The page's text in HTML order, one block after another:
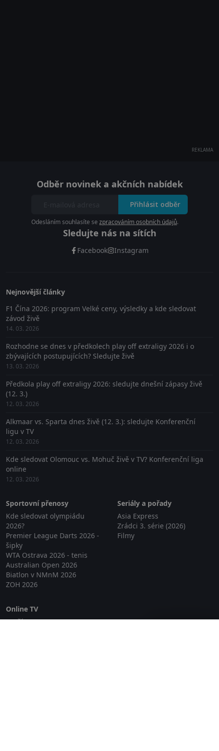
REKLAMA
Odběr novinek a akčních nabídek
Přihlásit odběr
Odesláním souhlasíte se zpracováním osobních údajů.
Sledujte nás na sítích
Facebook Instagram
Nejnovější články
F1 Čína 2026: program Velké ceny, výsledky a kde sledovat
závod živě
14. 03. 2026
Rozhodne se dnes v předkolech play off extraligy 2026 i o
zbývajících postupujících? Sledujte živě
13. 03. 2026
Předkola play off extraligy 2026: sledujte dnešní zápasy živě
(12. 3.)
12. 03. 2026
Alkmaar vs. Sparta dnes živě (12. 3.): sledujte Konferenční
ligu v TV
12. 03. 2026
Kde sledovat Olomouc vs. Mohuč živě v TV? Konferenční liga
online
12. 03. 2026
Sportovní přenosy
Kde sledovat olympiádu
2026?
Premier League Darts 2026 -
šipky
WTA Ostrava 2026 - tenis
Australian Open 2026
Biatlon v NMnM 2026
ZOH 2026
Seriály a pořady
Asia Express
Zrádci 3. série (2026)
Filmy
Online TV
Lepší.TV